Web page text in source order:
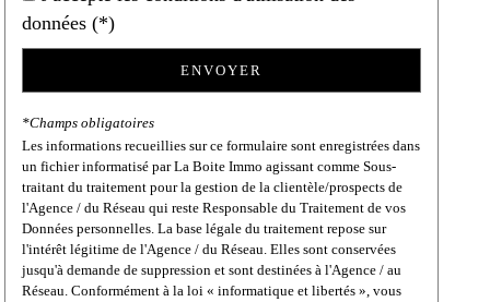
données (*)
ENVOYER
*Champs obligatoires
Les informations recueillies sur ce formulaire sont enregistrées dans
un fichier informatisé par La Boite Immo agissant comme Sous-
traitant du traitement pour la gestion de la clientèle/prospects de
l'Agence / du Réseau qui reste Responsable du Traitement de vos
Données personnelles. La base légale du traitement repose sur
l'intérêt légitime de l'Agence / du Réseau. Elles sont conservées
jusqu'à demande de suppression et sont destinées à l'Agence / au
Réseau. Conformément à la loi « informatique et libertés », vous